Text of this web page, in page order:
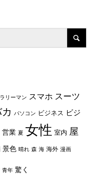
リーマン スマホ スーツ
パソコン ビジネス ビジ
営業 夏 女性 室内 屋
景色 晴れ 森 海 海外 漫画
青年 驚く